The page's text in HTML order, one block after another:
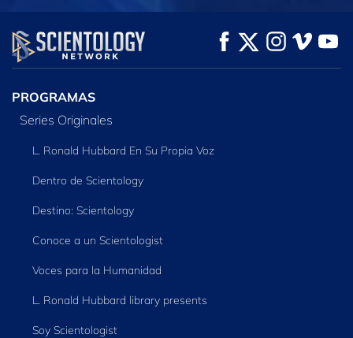
VE
EXPLORA LAS
SERIES
PROGRAMAS
Series Originales
L. Ronald Hubbard En Su Propia Voz
Dentro de Scientology
Destino: Scientology
Conoce a un Scientologist
Voces para la Humanidad
L. Ronald Hubbard library presents
Soy Scientologist